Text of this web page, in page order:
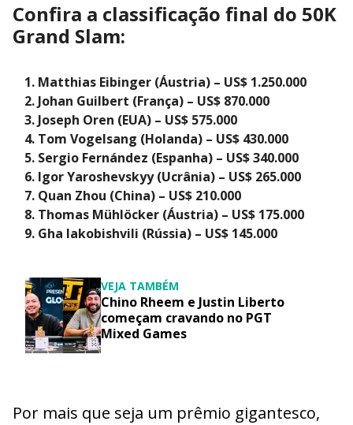
Confira a classificação final do 50K
Grand Slam:
Matthias Eibinger (Áustria) – US$ 1.250.000
Johan Guilbert (França) – US$ 870.000
Joseph Oren (EUA) – US$ 575.000
Tom Vogelsang (Holanda) – US$ 430.000
Sergio Fernández (Espanha) – US$ 340.000
Igor Yaroshevskyy (Ucrânia) – US$ 265.000
Quan Zhou (China) – US$ 210.000
Thomas Mühlöcker (Áustria) – US$ 175.000
Gha Iakobishvili (Rússia) – US$ 145.000
VEJA TAMBÉM
Chino Rheem e Justin Liberto
começam cravando no PGT
Mixed Games
Por mais que seja um prêmio gigantesco,